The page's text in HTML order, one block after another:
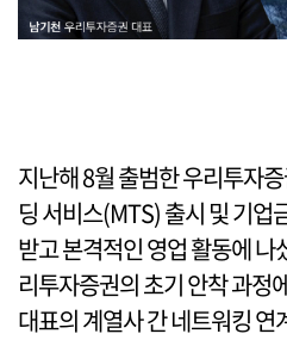
지난해 8월 출범한 우리투자
딩 서비스(MTS) 출시 및 기업
받고 본격적인 영업 활동에
리투자증권의 초기 안착 과정
대표의 계열사 간 네트워킹